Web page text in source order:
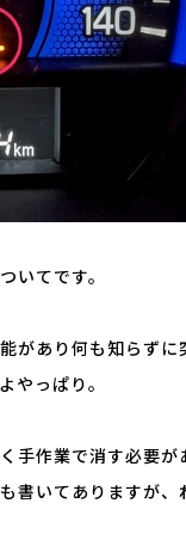
いてです。
があり何も知らずに
っぱり。
手作業で消す必要が
書いてありますが、